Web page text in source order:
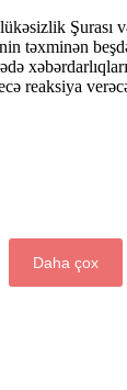
təxminən
reaksiya
Daha çox